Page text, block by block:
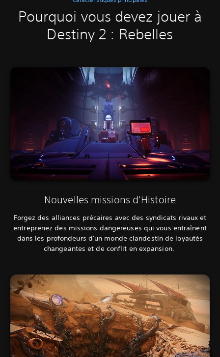
Pourquoi vous devez jouer à
Destiny 2 : Rebelles
Nouvelles missions d'Histoire
Forgez des alliances précaires avec des syndicats rivaux et
entreprenez des missions dangereuses qui vous entraînent
dans les profondeurs d'un monde clandestin de loyautés
changeantes et de conflit en expansion.